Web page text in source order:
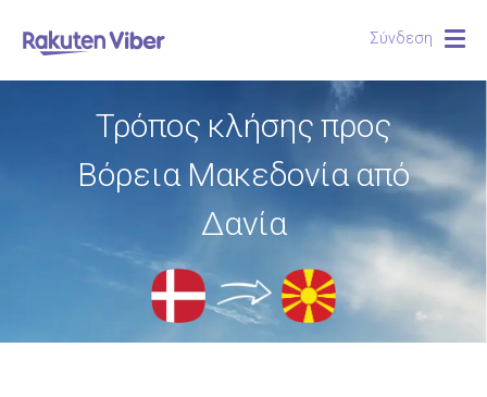
Σύνδεση
Τρόπος κλήσης προς
Βόρεια Μακεδονία από
Δανία